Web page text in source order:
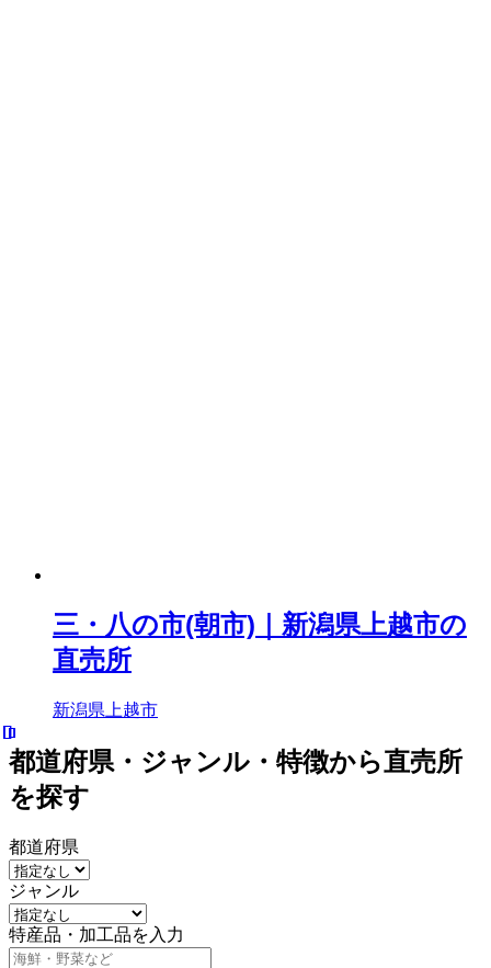
三・八の市(朝市)｜新潟県上越市の
直売所
新潟県上越市
都道府県・ジャンル・特徴から直売所
を探す
都道府県
ジャンル
特産品・加工品を入力